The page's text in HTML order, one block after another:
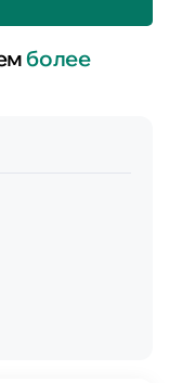
более